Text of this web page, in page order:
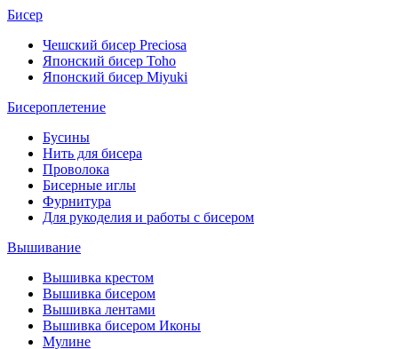
Бисер
Чешский бисер Preciosa
Японский бисер Toho
Японский бисер Miyuki
Бисероплетение
Бусины
Нить для бисера
Проволока
Бисерные иглы
Фурнитура
Для рукоделия и работы с бисером
Вышивание
Вышивка крестом
Вышивка бисером
Вышивка лентами
Вышивка бисером Иконы
Мулине